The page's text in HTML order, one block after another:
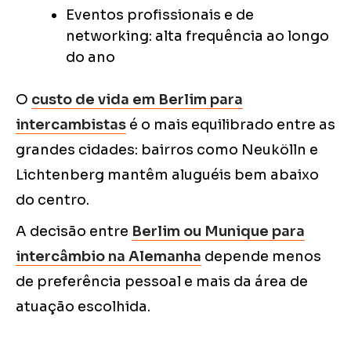
Eventos profissionais e de
networking: alta frequência ao longo
do ano
O custo de vida em Berlim para
intercambistas é o mais equilibrado entre as
grandes cidades: bairros como Neukölln e
Lichtenberg mantêm aluguéis bem abaixo
do centro.
A decisão entre Berlim ou Munique para
intercâmbio na Alemanha depende menos
de preferência pessoal e mais da área de
atuação escolhida.